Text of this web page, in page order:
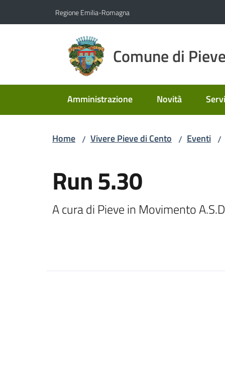
Regione Emilia-Romagna
Comune di
Amministrazione Novità
Home / Vivere Pieve di Cento / Eventi /
Run 5.30
A cura di Pieve in Movimento